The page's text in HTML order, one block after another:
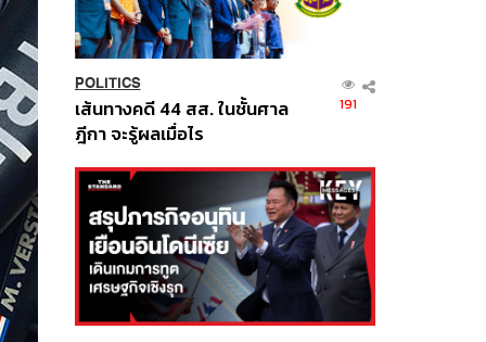
POLITICS
เส้นทางคดี 44 สส. ในชั้นศาล
ฎีกา จะรู้ผลเมื่อไร
191